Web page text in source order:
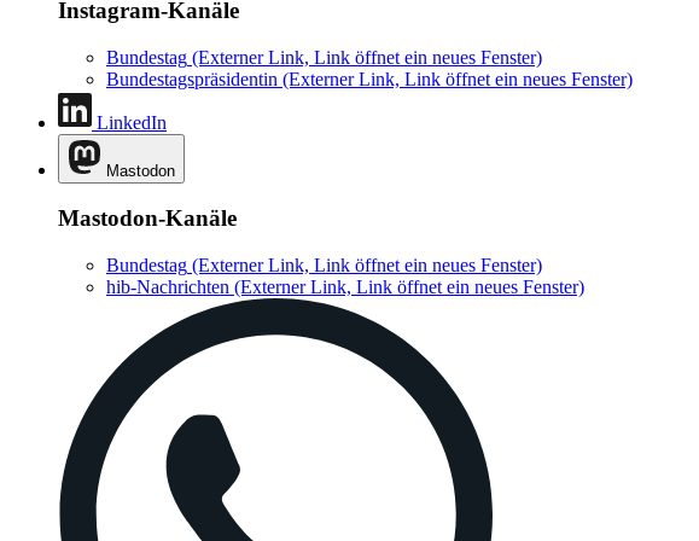
Instagram-Kanäle
Bundestag (Externer Link, Link öffnet ein neues Fenster)
Bundestagspräsidentin (Externer Link, Link öffnet ein neues Fenster)
LinkedIn
Mastodon
Mastodon-Kanäle
Bundestag (Externer Link, Link öffnet ein neues Fenster)
hib-Nachrichten (Externer Link, Link öffnet ein neues Fenster)